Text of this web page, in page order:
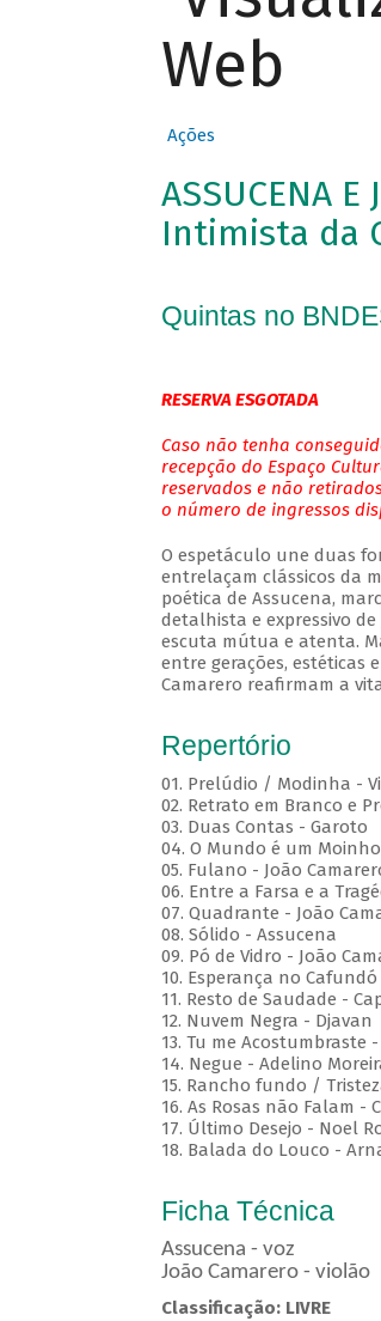
Web
Ações
ASSUCENA
Intimista da
Quintas no
RESERVA ESGOTADA
Caso não tenha
recepção do Espaço
reservados e não
o número de ingressos
O espetáculo une duas
entrelaçam clássicos da
poética de Assucena,
detalhista e expressivo
escuta mútua e atenta.
entre gerações, estéticas
Camarero reafirmam a
Repertório
01. Prelúdio / Modinha -
02. Retrato em Branco e
03. Duas Contas - Garoto
04. O Mundo é um
05. Fulano - João
06. Entre a Farsa e a
07. Quadrante - João
08. Sólido - Assucena
09. Pó de Vidro - João
10. Esperança no
11. Resto de Saudade -
12. Nuvem Negra - Djavan
13. Tu me Acostumbraste
14. Negue - Adelino
15. Rancho fundo /
16. As Rosas não Falam -
17. Último Desejo - Noel
18. Balada do Louco -
Ficha Técnica
Assucena - voz
João Camarero - violão
Classificação: LIVRE